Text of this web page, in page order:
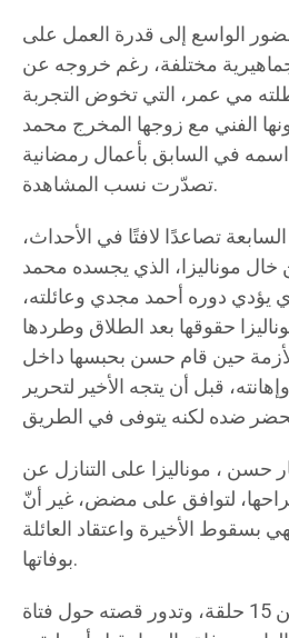
الواسع إلى قدرة العمل على
مختلفة، رغم خروجه عن
مي عمر، التي تخوض التجربة
الفني مع زوجها المخرج محمد
في السابق بأعمال رمضانية
تصدّرت نسب المشاهدة.
تصاعدًا لافتًا في الأحداث،
خال موناليزا، الذي يجسده محمد
دوره أحمد مجدي وعائلته،
حقوقها بعد الطلاق وطردها
حين قام حسن بحبسها داخل
قبل أن يتجه الأخير لتحرير
حسن ، موناليزا على التنازل عن
لتوافق على مضض، غير أنّ
بسقوط الأخيرة واعتقاد العائلة
بوفاتها.
ويتكوّن المسلسل من 15 حلقة، وتدور قصته حول فتاة